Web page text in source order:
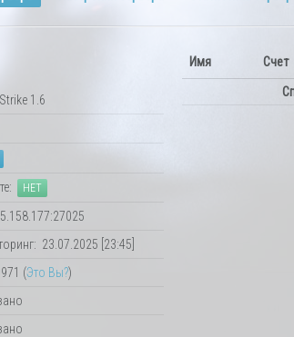
1.6
НЕТ
23.07.2025 [23:45]
(Это Вы?)
Имя Счет